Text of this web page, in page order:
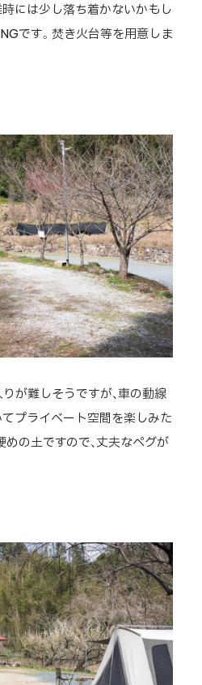
には少し落ち着かないかもし
です。焚き火台等を用意しま
が難しそうですが、車の動線
てプライベート空間を楽しみた
の土ですので、丈夫なペグが